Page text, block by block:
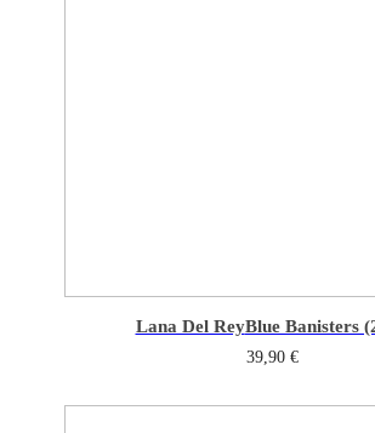
Lana Del ReyBlue Banisters
39,90 €